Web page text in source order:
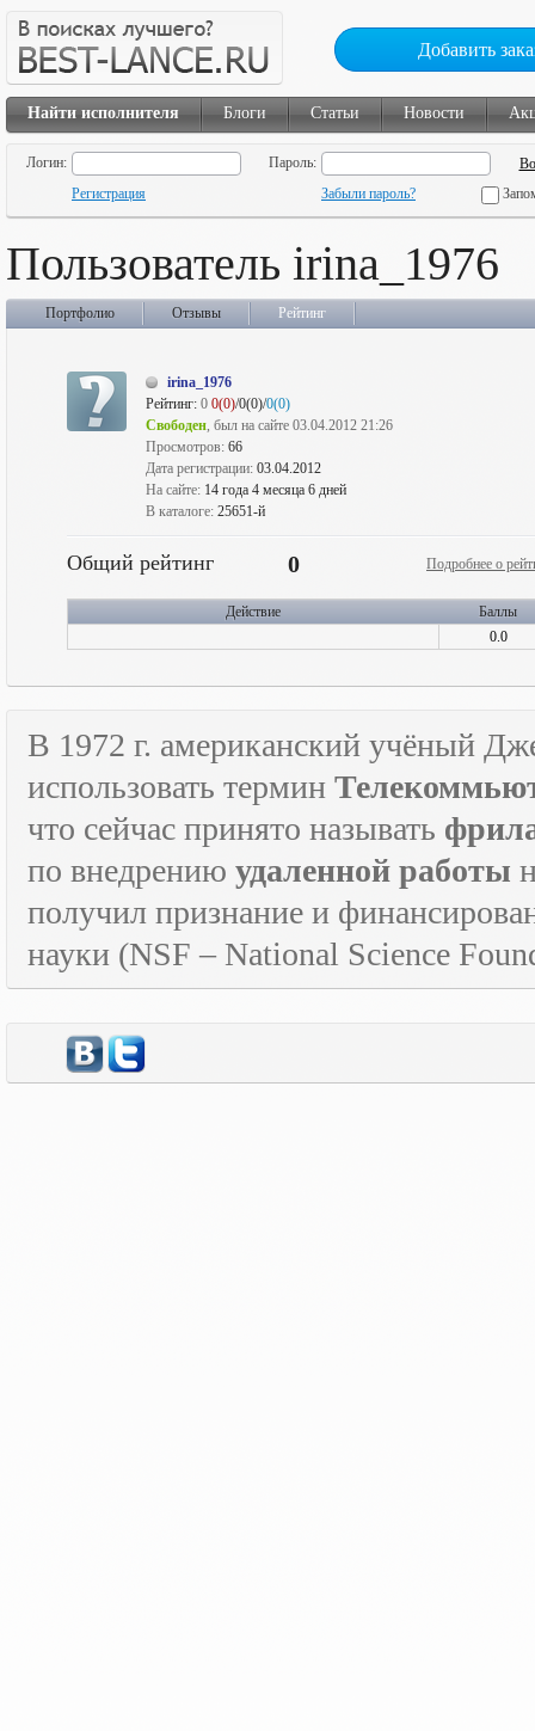
Добавить
Найти исполнителя Блоги Статьи Новости
Логин:
Пароль:
Регистрация
Забыли пароль?
Пользователь irina_1976
Портфолио Отзывы Рейтинг
irina_1976
Рейтинг: 0 0(0)/0(0)/0(0)
Свободен, был на сайте 03.04.2012 21:26
Просмотров: 66
Дата регистрации: 03.04.2012
На сайте: 14 года 4 месяца 6 дней
В каталоге: 25651-й
Общий рейтинг 0 Подробнее о
Действие
Баллы
0.0
В 1972 г. американский учёный
использовать термин
что сейчас принято называть
по внедрению удаленной работы
получил признание и
науки (NSF – National Science